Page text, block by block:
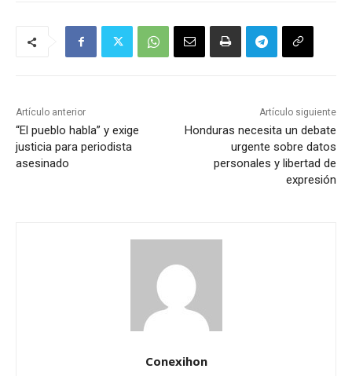
Artículo anterior
“El pueblo habla” y exige
justicia para periodista
asesinado
Artículo siguiente
Honduras necesita un debate
urgente sobre datos
personales y libertad de
expresión
Conexihon